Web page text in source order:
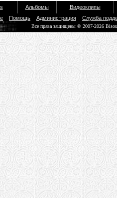
Альбомы
Видеоклипы
Помощь Администрация Служба
Все права защищены © 2007-2026